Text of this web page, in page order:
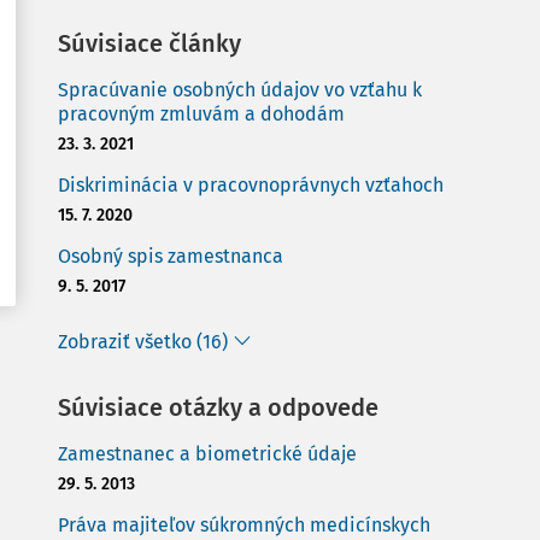
Súvisiace články
Spracúvanie osobných údajov vo vzťahu k
pracovným zmluvám a dohodám
23. 3. 2021
Diskriminácia v pracovnoprávnych vzťahoch
15. 7. 2020
Osobný spis zamestnanca
9. 5. 2017
Zobraziť všetko (16)
Súvisiace otázky a odpovede
Zamestnanec a biometrické údaje
29. 5. 2013
Práva majiteľov súkromných medicínskych